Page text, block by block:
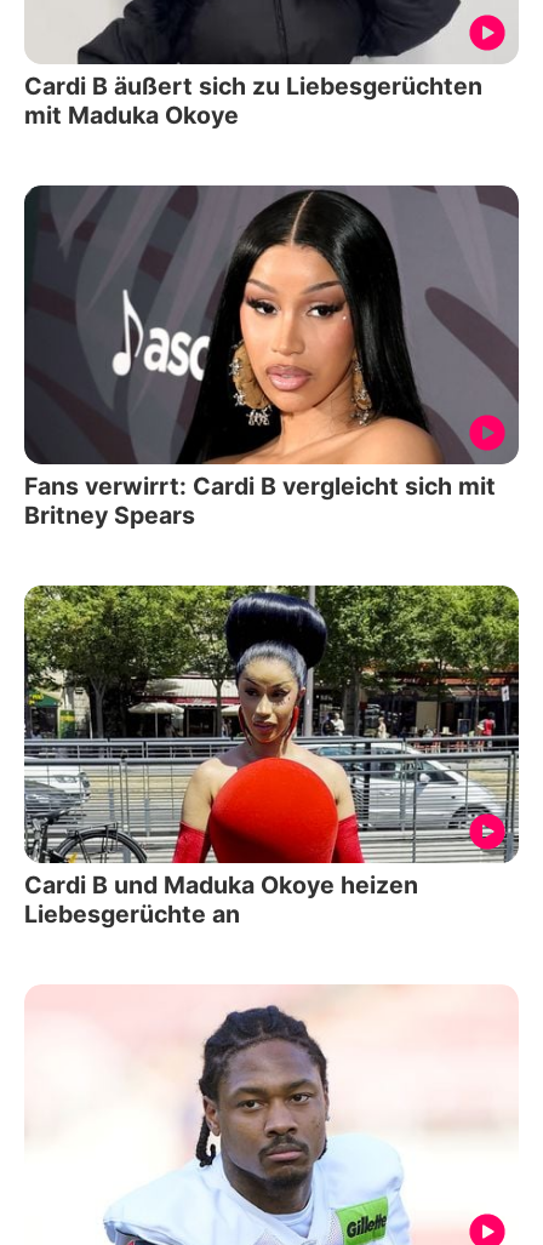
Cardi B äußert sich zu Liebesgerüchten
mit Maduka Okoye
Fans verwirrt: Cardi B vergleicht sich mit
Britney Spears
Cardi B und Maduka Okoye heizen
Liebesgerüchte an